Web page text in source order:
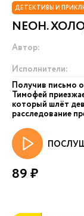
ДЕТЕКТИВЫ И
NEОН.
Автор:
Исполнители:
Получив письмо
Тимофей
который шлёт
расследование
89 ₽